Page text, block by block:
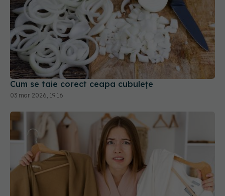
Cum se taie corect ceapa cubulețe
03 mar 2026, 19:16
Cum scapi de mirosul de umezeală din hainele